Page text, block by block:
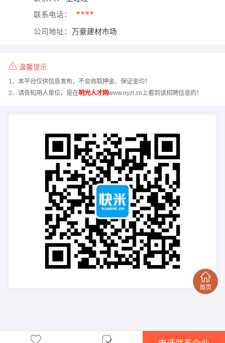
联系电话： ****
公司地址： 万豪建材市场
温馨提示
1、本平台仅供信息发布，不会收取押金、保证金均！
2、请告知用人单位，是在明光人才网www.nyzl.cn上看到该招聘信息的！